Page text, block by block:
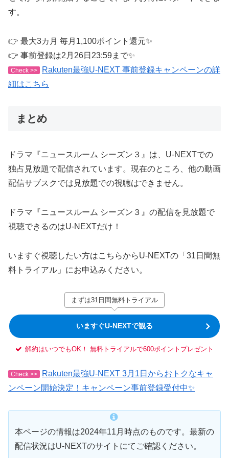
す。
👉 最大3カ月 毎月1,100ポイント還元✨
👉 事前登録は2月26日23:59まで✨
Check >>
Rakuten最強U-NEXT 事前登録キャンペーンの詳
細はこちら
まとめ
ドラマ『ニュースルーム シーズン３』は、U-NEXTでの
独占見放題で配信されています。現在のところ、他の動画
配信サブスクでは見放題での視聴はできません。
ドラマ『ニュースルーム シーズン３』の配信を見放題で
視聴できるのはU-NEXTだけ！
いますぐ視聴したい方はこちらからU-NEXTの「31日間無
料トライアル」にお申込みください。
まずは31日間無料トライアル
いますぐU-NEXTで観る
解約はいつでもOK！ 無料トライアルで600ポイントプレゼント
Check >>
Rakuten最強U-NEXT 3月1日からおトクなキャ
ンペーン開始決定！キャンペーン事前登録受付中✨
本ページの情報は2024年11月時点のものです。最新の
配信状況はU-NEXTのサイトにてご確認ください。